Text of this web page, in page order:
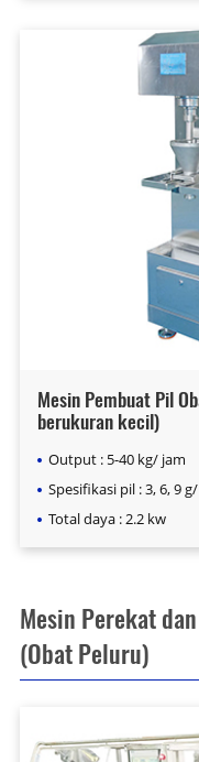
Mesin Pembuat Pil
berukuran kecil)
Output : 5-40 kg/ jam
Spesifikasi pil : 3, 6, 9
Total daya : 2.2 kw
Mesin Perekat
(Obat Peluru)